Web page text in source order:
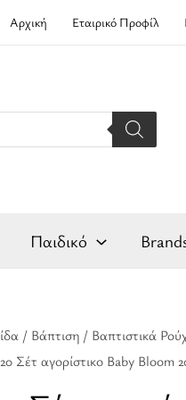
Αρχική Εταιρικό Προφίλ
Παιδικό
/ Βάπτιση / Βαπτιστικά
Σέτ αγορίστικο Baby Bloom
OriginalΗ